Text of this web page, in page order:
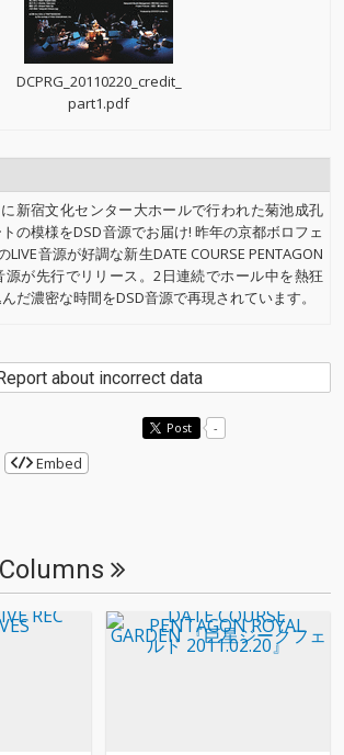
DCPRG_20110220_credit_
part1.pdf
新宿文化センター大ホールで行われた菊池成孔
の模様をDSD音源でお届け! 昨年の京都ボロフェ
音源が好調な新生DATE COURSE PENTAGON
源が先行でリリース。2日連続でホール中を熱狂
だ濃密な時間をDSD音源で再現されています。
about incorrect data
Post -
Embed